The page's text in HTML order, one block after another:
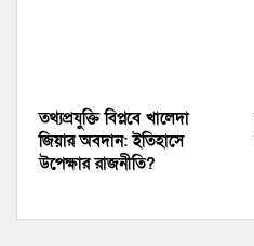
তথ্যপ্রযুক্তি বিপ্লবে খালেদা
জিয়ার অবদান: ইতিহাসে
উপেক্ষার রাজনীতি?